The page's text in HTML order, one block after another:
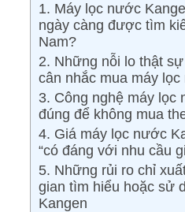
1. Máy lọc nước
ngày càng được tìm
Nam?
2. Những nỗi lo thật
cân nhắc mua máy
3. Công nghệ máy lọc
đúng để không mua
4. Giá máy lọc nước
“có đáng với nhu cầu
5. Những rủi ro chỉ
gian tìm hiểu hoặc sử
Kangen